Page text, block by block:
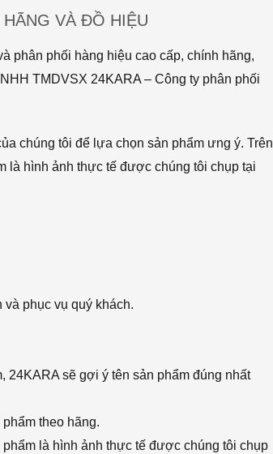
VÀ ĐỒ HIỆU
phân phối hàng hiệu cao cấp, chính hãng,
TMDVSX 24KARA – Công ty phân phối
chúng tôi để lựa chọn sản phẩm ưng ý. Trên
là hình ảnh thực tế được chúng tôi chụp tại
phục vụ quý khách.
24KARA sẽ gợi ý tên sản phẩm đúng nhất
theo hãng.
là hình ảnh thực tế được chúng tôi chụp